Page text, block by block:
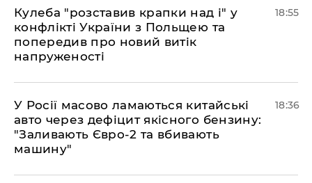
Кулеба "розставив крапки над і" у
конфлікті України з Польщею та
попередив про новий витік
напруженості
18:55
У Росії масово ламаються китайські
авто через дефіцит якісного бензину:
"Заливають Євро-2 та вбивають
машину"
18:36